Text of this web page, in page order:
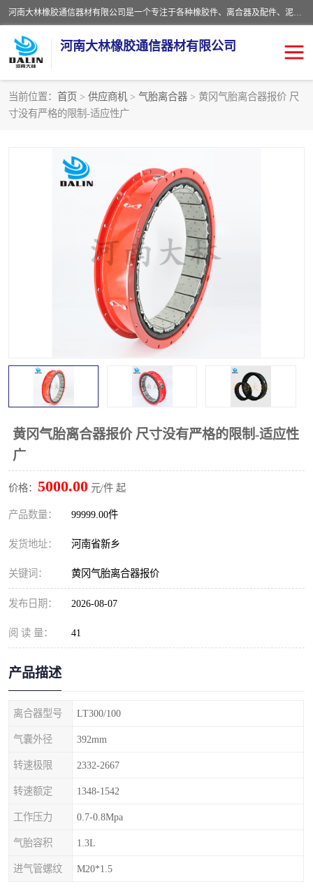
河南大林橡胶通信器材有限公司是一个专注于各种橡胶件、离合器及配件、泥浆泵及配件等产品设计制造和加工的企业。产品应用于矿山、冶金、石油、钢铁、化工、水泥、船舶、造纸、通用机械等各种大功率机械传动或制动装置。
河南大林橡胶通信器材有限公司
当前位置： 首页 > 供应商机 > 气胎离合器 > 黄冈气胎离合器报价 尺
寸没有严格的限制-适应性广
黄冈气胎离合器报价 尺寸没有严格的限制-适应性
广
价格： 5000.00 元/件 起
产品数量： 99999.00件
发货地址： 河南省新乡
关键词： 黄冈气胎离合器报价
发布日期： 2026-08-07
阅 读 量： 41
产品描述
离合器型号 LT300/100
气囊外径 392mm
转速极限 2332-2667
转速额定 1348-1542
工作压力 0.7-0.8Mpa
气胎容积 1.3L
进气管螺纹 M20*1.5
推盘离合器
VC离合器
PO隔膜离合器 气胎离合器
泥浆泵空气包胶囊 气动元件
DY隔膜式离合器 CB离合器
实芯轮胎
联轴器